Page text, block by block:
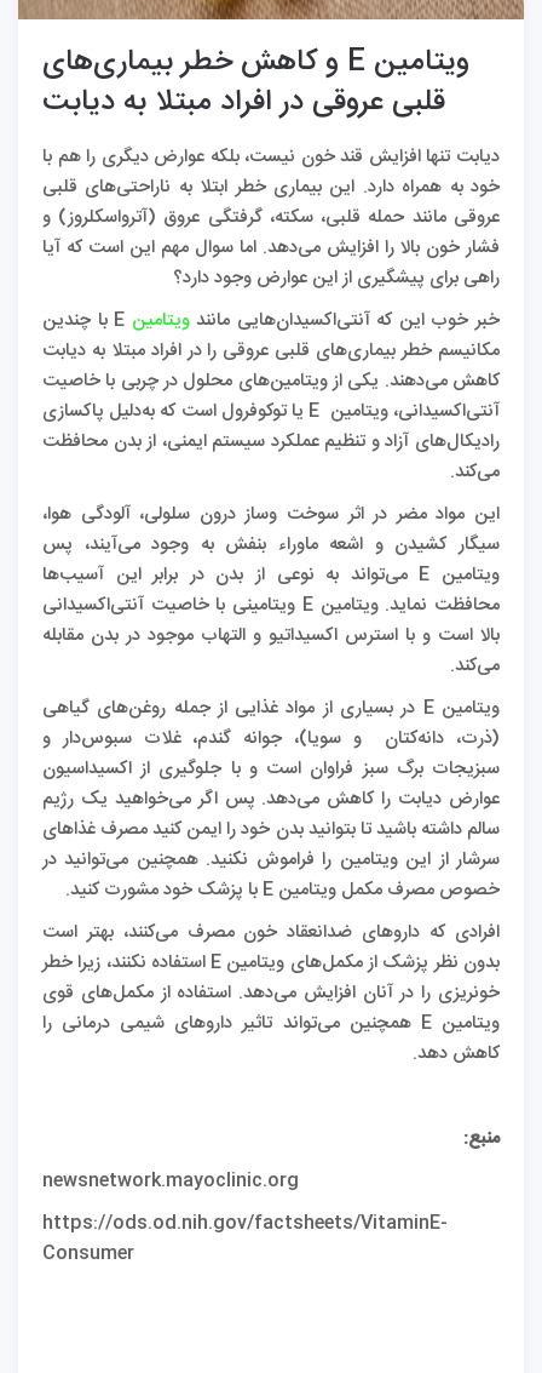
ویتامین E و کاهش خطر بیماری‌های
قلبی عروقی در افراد مبتلا به دیابت
دیابت تنها افزایش قند خون نیست، بلکه عوارض دیگری را هم با
خود به همراه دارد. این بیماری خطر ابتلا به ناراحتی‌های قلبی
عروقی مانند حمله قلبی، سکته، گرفتگی عروق (آترواسکلروز) و
فشار خون بالا را افزایش می‌دهد. اما سوال مهم این است که آیا
راهی برای پیشگیری از این عوارض وجود دارد؟
خبر خوب این که آنتی‌اکسیدان‌هایی مانندویتامین
E با چندین
مکانیسم خطر بیماری‌های قلبی عروقی را در افراد مبتلا به دیابت
کاهش می‌دهند. یکی از ویتامین‌های محلول در چربی با خاصیت
آنتی‌اکسیدانی، ویتامین E یا توکوفرول است که به‌دلیل پاکسازی
رادیکال‌های آزاد و تنظیم عملکرد سیستم ایمنی، از بدن محافظت
می‌کند.
این مواد مضر در اثر سوخت وساز درون سلولی، آلودگی هوا،
سیگار کشیدن و اشعه ماوراء بنفش به وجود می‌آیند، پس
ویتامین E می‌تواند به نوعی از بدن در برابر این آسیب‌ها
محافظت نماید. ویتامین E ویتامینی با خاصیت آنتی‌اکسیدانی
بالا است و با استرس‌ اکسیداتیو و التهاب موجود در بدن مقابله
می‌کند.
ویتامین E در بسیاری از مواد غذایی از جمله روغن‌های گیاهی
(ذرت، دانه‌کتان و سویا)، جوانه گندم، غلات سبوس‌دار و
سبزیجات برگ سبز فراوان است و با جلوگیری از اکسیداسیون
عوارض دیابت را کاهش می‌دهد. پس اگر می‌خواهید یک رژیم
سالم داشته باشید تا بتوانید بدن خود را ایمن کنید مصرف غذاهای
سرشار از این ویتامین را فراموش نکنید. همچنین می‌توانید در
خصوص مصرف مکمل ویتامین E با پزشک خود مشورت کنید.
افرادی که داروهای ضدانعقاد خون مصرف می‌کنند، بهتر است
بدون نظر پزشک از مکمل‌های ویتامین E استفاده نکنند، زیرا خطر
خونریزی را در آنان افزایش می‌دهد. استفاده از مکمل‌های قوی
ویتامین E همچنین می‌تواند تاثیر داروهای شیمی درمانی را
کاهش دهد.
منبع:
newsnetwork.mayoclinic.org
https://ods.od.nih.gov/factsheets/VitaminE-
Consumer